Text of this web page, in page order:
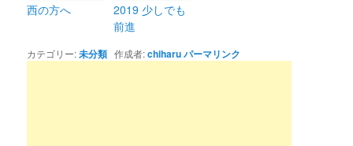
西の方へ
2019 少しでも
前進
カテゴリー:未分類 作成者:chiharuパーマリンク